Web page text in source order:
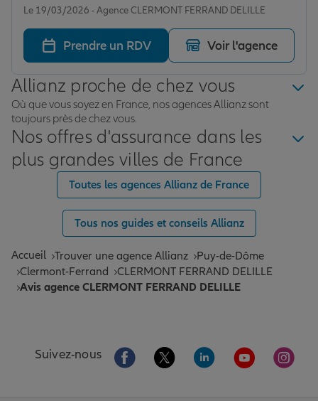
Le 19/03/2026 - Agence CLERMONT FERRAND DELILLE
Prendre un RDV Voir l'agence
Allianz proche de chez vous
Où que vous soyez en France, nos agences Allianz sont
toujours près de chez vous.
Nos offres d'assurance dans les
plus grandes villes de France
Toutes les agences Allianz de France
Tous nos guides et conseils Allianz
Accueil Trouver une agence Allianz
Puy-de-Dôme
Clermont-Ferrand
CLERMONT FERRAND DELILLE
Avis agence CLERMONT FERRAND DELILLE
Suivez-nous Aller sur la page Facebook de Allianz
Aller sur la page Twitter de
Aller sur la page
Aller sur la
Aller